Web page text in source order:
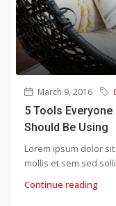
March 9, 2016
5 Tools Everyone
Should Be Using
Lorem ipsum dolor
mollis et sem sed
Continue reading